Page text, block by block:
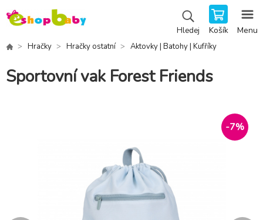
Hledej Košík Menu
Hračky Hračky ostatní Aktovky | Batohy | Kufříky
Sportovní vak Forest Friends
-7%